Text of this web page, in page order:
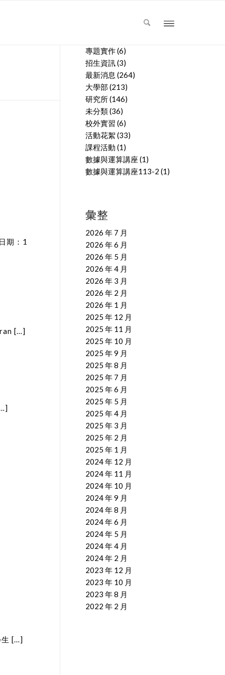
期：1
[…]
生 […]
專題實作(6)
招生資訊(3)
最新消息 (264)
大學部 (213)
研究所(146)
未分類(36)
校外實習 (6)
活動花絮 (33)
課程活動 (1)
數據與運算講座 (1)
數據與運算講座113-2 (1)
彙整
2026 年 7 月
2026 年 6 月
2026 年 5 月
2026 年 4 月
2026 年 3 月
2026 年 2 月
2026 年 1 月
2025 年 12 月
2025 年 11 月
2025 年 10 月
2025 年 9 月
2025 年 8 月
2025 年 7 月
2025 年 6 月
2025 年 5 月
2025 年 4 月
2025 年 3 月
2025 年 2 月
2025 年 1 月
2024 年 12 月
2024 年 11 月
2024 年 10 月
2024 年 9 月
2024 年 8 月
2024 年 6 月
2024 年 5 月
2024 年 4 月
2024 年 2 月
2023 年 12 月
2023 年 10 月
2023 年 8 月
2022 年 2 月